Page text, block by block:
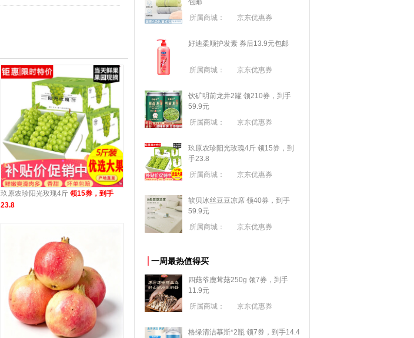
玖原农珍阳光玫瑰4斤 领15券，到手
23.8
包邮
所属商城：
京东优惠券
好迪柔顺护发素 券后13.9元包邮
所属商城： 京东优惠券
饮矿明前龙井2罐 领210券，到手
59.9元
所属商城：
京东优惠券
玖原农珍阳光玫瑰4斤 领15券，到
手23.8
所属商城：
京东优惠券
软贝冰丝豆豆凉席 领40券，到手
59.9元
所属商城：
京东优惠券
一周最热值得买
四菇爷鹿茸菇250g 领7券，到手
11.9元
所属商城：
京东优惠券
格绿清洁慕斯*2瓶 领7券，到手14.4